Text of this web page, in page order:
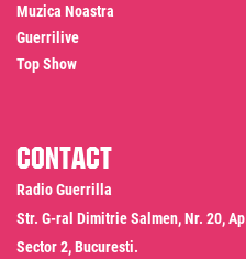
Muzica Noastra
Guerrilive
Top Show
Contact
Radio Guerrilla
Str. G-ral Dimitrie Salmen, Nr. 20,
Sector 2, Bucuresti.